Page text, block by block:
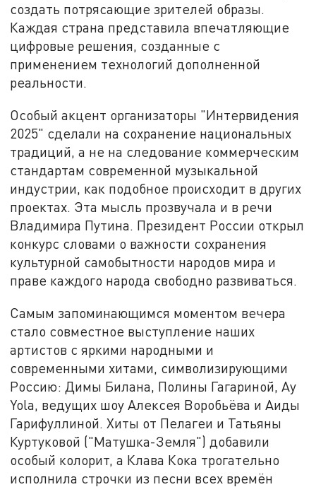
создать потрясающие зрителей образы.
Каждая страна представила впечатляющие
цифровые решения, созданные с
применением технологий дополненной
реальности.
Особый акцент организаторы "Интервидения
2025" сделали на сохранение национальных
традиций, а не на следование коммерческим
стандартам современной музыкальной
индустрии, как подобное происходит в других
проектах. Эта мысль прозвучала и в речи
Владимира Путина. Президент России открыл
конкурс словами о важности сохранения
культурной самобытности народов мира и
праве каждого народа свободно развиваться.
Самым запоминающимся моментом вечера
стало совместное выступление наших
артистов с яркими народными и
современными хитами, символизирующими
Россию: Димы Билана, Полины Гагариной, Ay
Yola, ведущих шоу Алексея Воробьёва и Аиды
Гарифуллиной. Хиты от Пелагеи и Татьяны
Куртуковой ("Матушка-Земля") добавили
особый колорит, а Клава Кока трогательно
исполнила строчки из песни всех времён